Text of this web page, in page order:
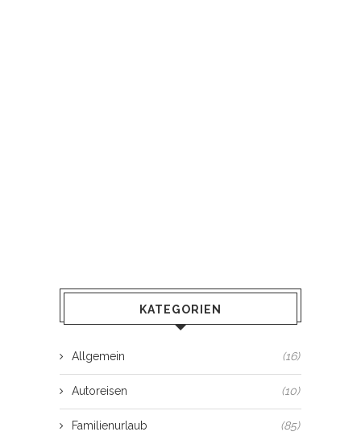
KATEGORIEN
Allgemein (16)
Autoreisen (10)
Familienurlaub (85)